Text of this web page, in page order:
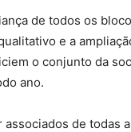
de todos os
e a
o conjunto da
ano.
de todas